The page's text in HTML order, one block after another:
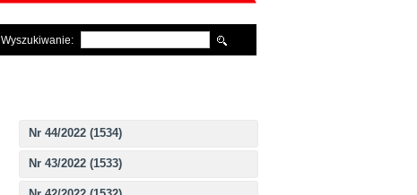
Wyszukiwanie:
Nr 44/2022 (1534)
Nr 43/2022 (1533)